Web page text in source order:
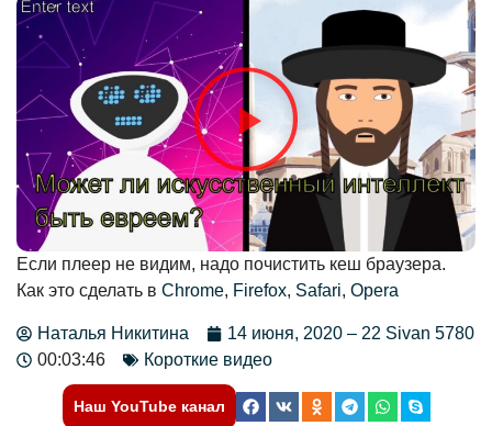
Если плеер не видим, надо почистить кеш браузера.
Как это сделать в Chrome, Firefox, Safari, Opera
Наталья Никитина
14 июня, 2020 – 22 Sivan 5780
00:03:46
Короткие видео
Наш YouTube канал